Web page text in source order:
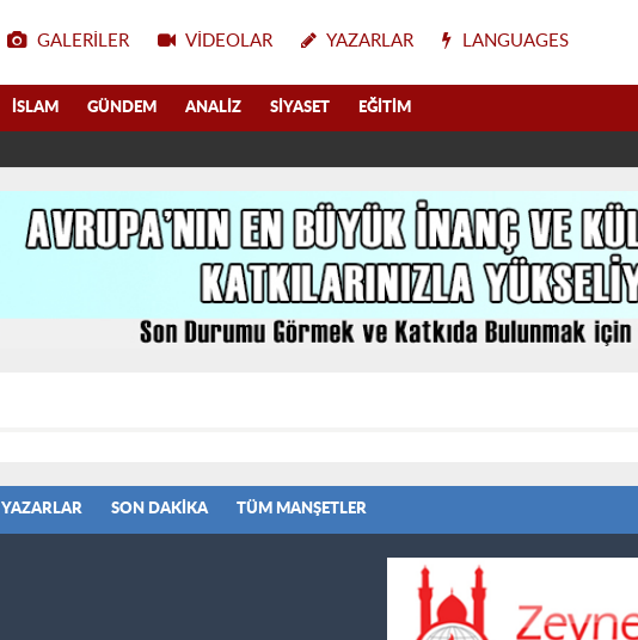
GALERILER VIDEOLAR YAZARLAR LANGUAGES
İSLAM GÜNDEM ANALIZ SIYASET EĞITIM
YAZARLAR SON DAKIKA TÜM MANŞETLER